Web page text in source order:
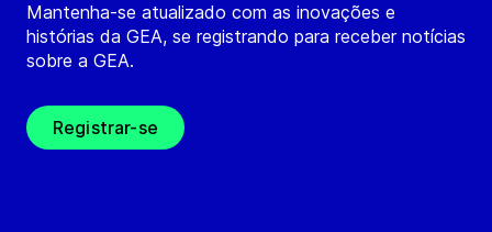
Mantenha-se atualizado com as inovações e
histórias da GEA, se registrando para receber notícias
sobre a GEA.
Registrar-se